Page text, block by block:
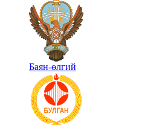
Баян-өлгий